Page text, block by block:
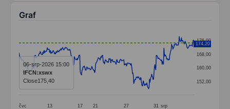
Graf
Line chart with 390 data points.
The chart has 1 X axis displaying categories.
The chart has 1 Y axis displaying values. Data ranges
čvc 13 17 21 27 31 srp
152,00
160,00
168,00
176,00
174,20
06-srp-2026 15:00
IFCN:xswx
Close175,40